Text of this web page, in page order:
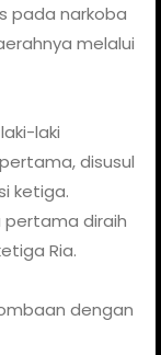
pada narkoba
melalui
laki
disusul
ketiga.
pertama diraih
Ria.
dengan